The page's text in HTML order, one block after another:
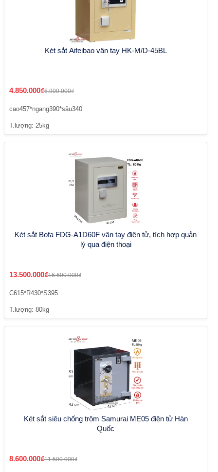
Két sắt Aifeibao vân tay HK-M/D-45BL
4.850.000₫6.900.000₫
cao457*ngang390*sâu340
T.lượng: 25kg
Két sắt Bofa FDG-A1D60F vân tay điện tử, tích hợp quản
lý qua điện thoại
13.500.000₫16.600.000₫
C615*R430*S395
T.lượng: 80kg
Két sắt siêu chống trộm Samurai ME05 điện tử Hàn
Quốc
8.600.000₫11.500.000₫